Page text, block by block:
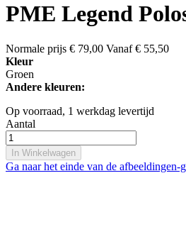
PME Legend
Normale prijs € 79,00 Vanaf € 55,50
Kleur
Groen
Andere kleuren:
Op voorraad, 1 werkdag levertijd
Aantal
In Winkelwagen
Ga naar het einde van de afbeeldingen-